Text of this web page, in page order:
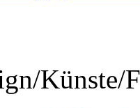
Künste/